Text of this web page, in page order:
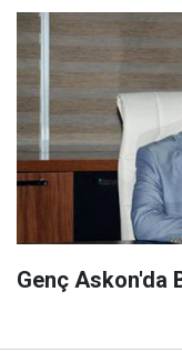
Genç Askon'da